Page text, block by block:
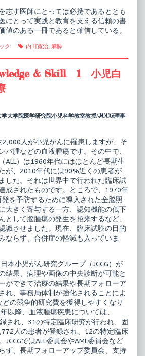
志す医師にとっては必携であるととも
にとって実践と教育を支える信頼の書
値のある一冊であると確信している。
ク Tags
内田寛治, 麻酔
& Skill 1 小児白
大学院医学研究院小児科学教室教授/JCCG理事
人が小児がんに罹患しますが、そ
パ腫などの血液腫瘍です。その中で、
ALL）は1960年代にはほとんど長期生
が、2010年代には90%近くの患者が
した。それは世界中で行われた臨床試
成されたものです。ところで、1970年
発を予防するために導入された全脳照
大きく寄与する一方、認知機能の低下
として脳腫瘍の発生を招来するなど、
識させました。現在、臨床試験の目的
ならず、合併症の軽減も入っていま
本小児がん研究グループ（JCCG）が
結果、病理や画像の中央診断が可能と
ができて治療の結果や長期フォローア
れ、事務局体制が強化されることによ
どの競争的研究費を獲得しやすくなり
以降、血液腫瘍疾患については、
され、31の特定臨床研究が行われ、固
人の患者が登録され、12の特定臨床
JCCGではALL委員会やAML委員会など
ず、長期フォローアップ委員会、支持